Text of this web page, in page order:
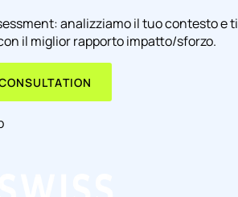
analizziamo il tuo contesto e ti
il miglior rapporto impatto/sforzo.